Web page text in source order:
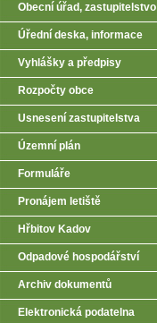
Obecní úřad, zastupitelstvo
Úřední deska, informace
Vyhlášky a předpisy
Rozpočty obce
Usnesení zastupitelstva
Územní plán
Formuláře
Pronájem letiště
Hřbitov Kadov
Odpadové hospodářství
Archiv dokumentů
Elektronická podatelna